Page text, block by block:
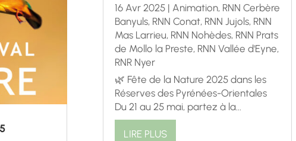
16 Avr 2025| Animation, RNN Cerbère
Banyuls, RNN Conat, RNN Jujols, RNN
Mas Larrieu, RNN Nohèdes, RNN Prats
de Mollo la Preste, RNN Vallée d'Eyne,
RNR Nyer
🌿 Fête de la Nature 2025 dans les
Réserves des Pyrénées-Orientales
Du 21 au 25 mai, partez à la...
LIRE PLUS